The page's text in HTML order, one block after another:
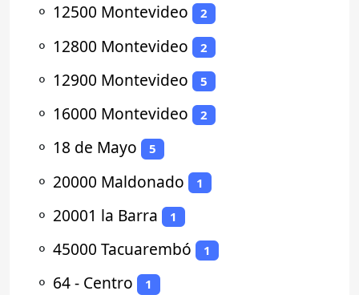
⚬ 12500 Montevideo 2
⚬ 12800 Montevideo 2
⚬ 12900 Montevideo 5
⚬ 16000 Montevideo 2
⚬ 18 de Mayo 5
⚬ 20000 Maldonado 1
⚬ 20001 la Barra 1
⚬ 45000 Tacuarembó 1
⚬ 64 - Centro 1